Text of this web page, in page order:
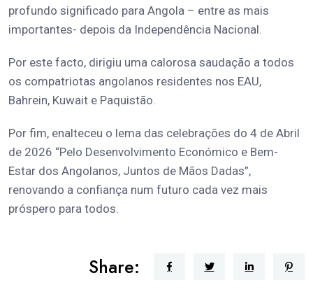
profundo significado para Angola – entre as mais
importantes- depois da Independência Nacional.
Por este facto, dirigiu uma calorosa saudação a todos
os compatriotas angolanos residentes nos EAU,
Bahrein, Kuwait e Paquistão.
Por fim, enalteceu o lema das celebrações do 4 de Abril
de 2026 “Pelo Desenvolvimento Económico e Bem-
Estar dos Angolanos, Juntos de Mãos Dadas”,
renovando a confiança num futuro cada vez mais
próspero para todos.
Share: